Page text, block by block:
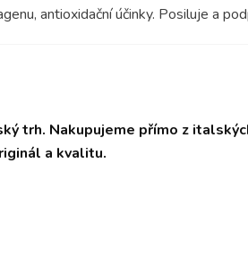
antioxidační účinky. Posiluje a
trh. Nakupujeme přímo z
a kvalitu.